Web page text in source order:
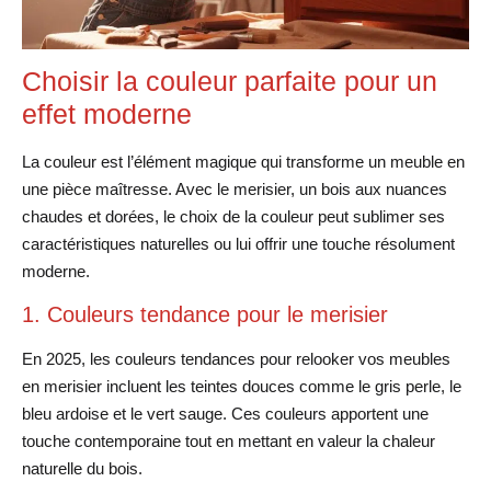
Choisir la couleur parfaite pour un
effet moderne
La couleur est l’élément magique qui transforme un meuble en
une pièce maîtresse. Avec le merisier, un bois aux nuances
chaudes et dorées, le choix de la couleur peut sublimer ses
caractéristiques naturelles ou lui offrir une touche résolument
moderne.
1. Couleurs tendance pour le merisier
En 2025, les couleurs tendances pour relooker vos meubles
en merisier incluent les teintes douces comme le gris perle, le
bleu ardoise et le vert sauge. Ces couleurs apportent une
touche contemporaine tout en mettant en valeur la chaleur
naturelle du bois.